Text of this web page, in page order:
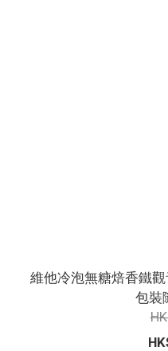
維他冷泡無糖焙香鐵
包裝